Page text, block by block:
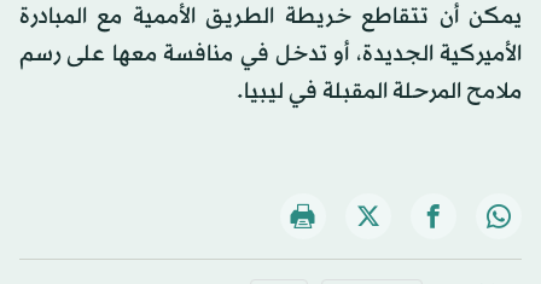
يمكن أن تتقاطع خريطة الطريق الأممية مع المبادرة
الأميركية الجديدة، أو تدخل في منافسة معها على رسم
ملامح المرحلة المقبلة في ليبيا.